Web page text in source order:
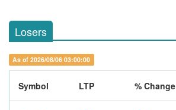
Losers
As of 2026/08/06 03:00:00
Symbol LTP % Change